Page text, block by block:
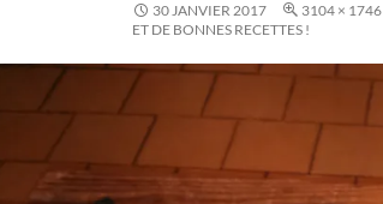
30 JANVIER 2017 3104 × 1746
ET DE BONNES RECETTES !